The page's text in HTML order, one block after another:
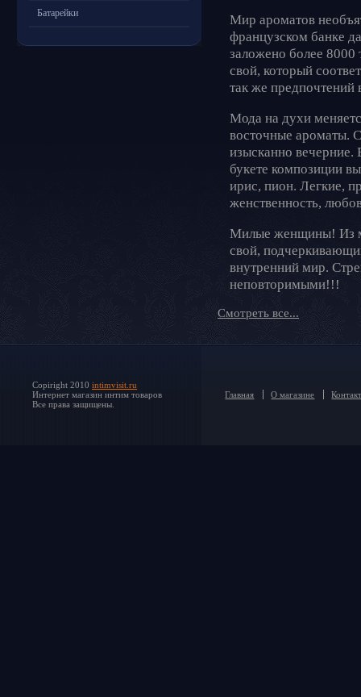
Батарейки
Мир ароматов
французском банке
заложено более 8000
свой, который
так же предпочтений
Мода на духи
восточные ароматы.
изысканно вечерние.
букете композиции
ирис, пион. Легкие,
женственность,
Милые женщины! Из
свой,
внутренний мир.
неповторимыми!!!
Смотреть все...
Copiright 2010 intimvisit.ru
Интернет магазин интим товаров
Все права защищены.
Главная О магазине